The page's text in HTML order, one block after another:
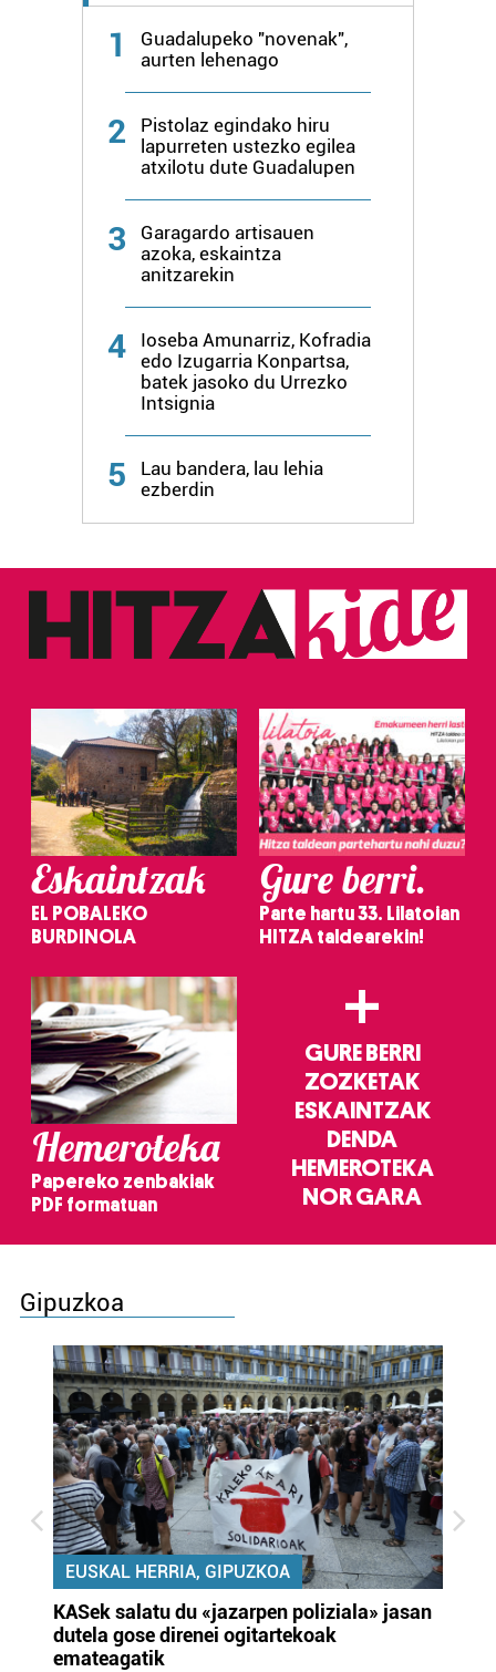
1
Guadalupeko "novenak",
aurten lehenago
2
Pistolaz egindako hiru
lapurreten ustezko egilea
atxilotu dute Guadalupen
3
Garagardo artisauen
azoka, eskaintza
anitzarekin
4
Ioseba Amunarriz, Kofradia
edo Izugarria Konpartsa,
batek jasoko du Urrezko
Intsignia
5
Lau bandera, lau lehia
ezberdin
Eskaintzak
EL POBALEKO
BURDINOLA
Gure berri.
Parte hartu 33. Lilatoian
HITZA taldearekin!
Hemeroteka
Papereko zenbakiak
PDF formatuan
+
GURE BERRI
ZOZKETAK
ESKAINTZAK
DENDA
HEMEROTEKA
NOR GARA
Gipuzkoa
EUSKAL HERRIA, GIPUZKOA
KASek salatu du «jazarpen poliziala» jasan
dutela gose direnei ogitartekoak
emateagatik